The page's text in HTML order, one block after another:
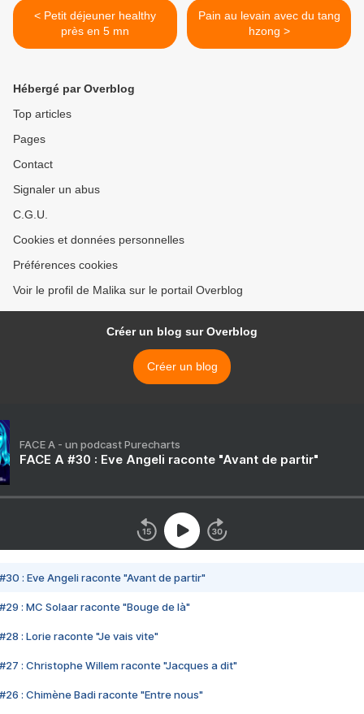
< Petit déjeuner healthy
près en 5 mn
Pain au levain avec du tang
hzong >
Hébergé par Overblog
Top articles
Pages
Contact
Signaler un abus
C.G.U.
Cookies et données personnelles
Préférences cookies
Voir le profil de Malika sur le portail Overblog
Créer un blog sur Overblog
Créer un blog
FACE A - un podcast Purecharts
FACE A #30 : Eve Angeli raconte "Avant de partir"
#30 : Eve Angeli raconte "Avant de partir"
#29 : MC Solaar raconte "Bouge de là"
#28 : Lorie raconte "Je vais vite"
#27 : Christophe Willem raconte "Jacques a dit"
#26 : Chimène Badi raconte "Entre nous"